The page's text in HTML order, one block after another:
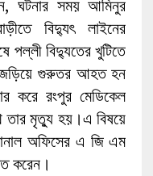
ঘটনার সময় আমিনুর
বিদ্যুৎ লাইনের
পল্লী বিদ্যুতের খুটিতে
জড়িয়ে গুরুতর আহত হন
করে রংপুর মেডিকেল
তার মৃত্যু হয়।এ বিষয়ে
অফিসের এ জি এম
করেন।